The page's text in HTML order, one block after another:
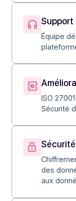
ISO
3161,
Équipe